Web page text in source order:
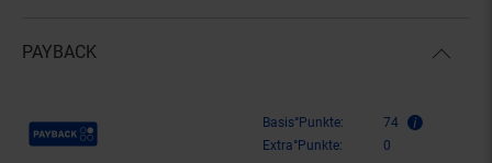
PAYBACK
Payback Punkte Basis°Punkte:
74
Extra°Punkte:
0